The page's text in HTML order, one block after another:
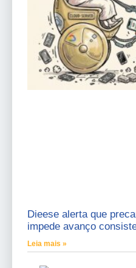
Dieese alerta que
impede avanço
Leia mais »